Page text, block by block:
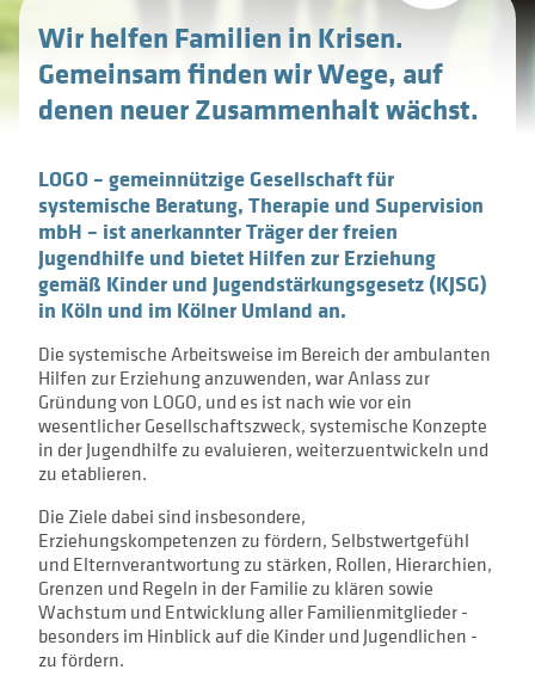
Beratung bei strittiger Elternschaft
Systemische Diagnostik
Präventive Angebote und Projekte
Presseberichte
Kontakt
Häufig gestellte Fragen
Tel. 0221 16 80 76 - 0
logo-koeln@logo-koeln.de
Wir helfen Familien in Krisen.
Gemeinsam finden wir Wege, auf
denen neuer Zusammenhalt wächst.
LOGO – gemeinnützige Gesellschaft für
systemische Beratung, Therapie und Supervision
mbH – ist anerkannter Träger der freien
Jugendhilfe und bietet Hilfen zur Erziehung
gemäß Kinder und Jugendstärkungsgesetz (KJSG)
in Köln und im Kölner Umland an.
Die systemische Arbeitsweise im Bereich der ambulanten
Hilfen zur Erziehung anzuwenden, war Anlass zur
Gründung von LOGO, und es ist nach wie vor ein
wesentlicher Gesellschaftszweck, systemische Konzepte
in der Jugendhilfe zu evaluieren, weiterzuentwickeln und
zu etablieren.
Die Ziele dabei sind insbesondere,
Erziehungskompetenzen zu fördern, Selbstwertgefühl
und Elternverantwortung zu stärken, Rollen, Hierarchien,
Grenzen und Regeln in der Familie zu klären sowie
Wachstum und Entwicklung aller Familienmitglieder -
besonders im Hinblick auf die Kinder und Jugendlichen -
zu fördern.